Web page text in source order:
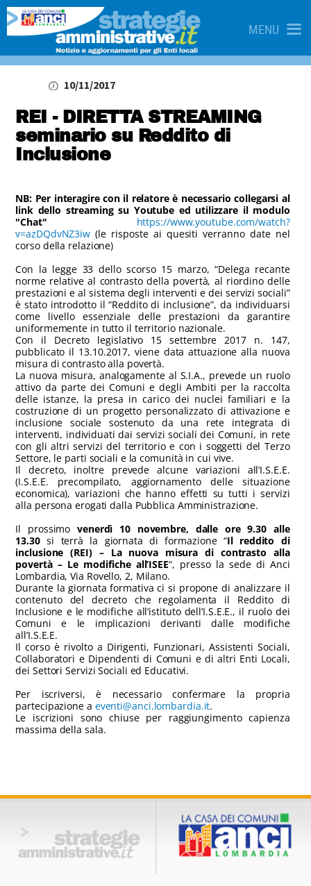
MENU
10/11/2017
REI - DIRETTA STREAMING
seminario su Reddito di
Inclusione
NB: Per interagire con il relatore è necessario collegarsi al
link dello streaming su Youtube ed utilizzare il modulo
"Chat" https://www.youtube.com/watch?
v=azDQdvNZ3iw (le risposte ai quesiti verranno date nel
corso della relazione)
Con la legge 33 dello scorso 15 marzo, “Delega recante
norme relative al contrasto della povertà, al riordino delle
prestazioni e al sistema degli interventi e dei servizi sociali”
è stato introdotto il “Reddito di inclusione”, da individuarsi
come livello essenziale delle prestazioni da garantire
uniformemente in tutto il territorio nazionale.
Con il Decreto legislativo 15 settembre 2017 n. 147,
pubblicato il 13.10.2017, viene data attuazione alla nuova
misura di contrasto alla povertà.
La nuova misura, analogamente al S.I.A., prevede un ruolo
attivo da parte dei Comuni e degli Ambiti per la raccolta
delle istanze, la presa in carico dei nuclei familiari e la
costruzione di un progetto personalizzato di attivazione e
inclusione sociale sostenuto da una rete integrata di
interventi, individuati dai servizi sociali dei Comuni, in rete
con gli altri servizi del territorio e con i soggetti del Terzo
Settore, le parti sociali e la comunità in cui vive.
Il decreto, inoltre prevede alcune variazioni all’I.S.E.E.
(I.S.E.E. precompilato, aggiornamento delle situazione
economica), variazioni che hanno effetti su tutti i servizi
alla persona erogati dalla Pubblica Amministrazione.
Il prossimovenerdì 10 novembre, dalle ore 9.30 alle
13.30si terrà la giornata di formazione “Il reddito di
inclusione (REI) – La nuova misura di contrasto alla
povertà – Le modifiche all’ISEE“, presso la sede di Anci
Lombardia, Via Rovello, 2, Milano.
Durante la giornata formativa ci si propone di analizzare il
contenuto del decreto che regolamenta il Reddito di
Inclusione e le modifiche all’istituto dell’I.S.E.E., il ruolo dei
Comuni e le implicazioni derivanti dalle modifiche
all’I.S.E.E.
Il corso è rivolto a Dirigenti, Funzionari, Assistenti Sociali,
Collaboratori e Dipendenti di Comuni e di altri Enti Locali,
dei Settori Servizi Sociali ed Educativi.
Per iscriversi, è necessario confermare la propria
partecipazione a eventi@anci.lombardia.it.
Le iscrizioni sono chiuse per raggiungimento capienza
massima della sala.